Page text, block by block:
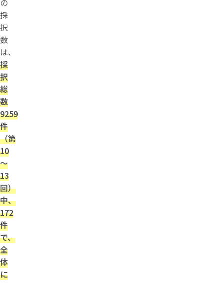
採
択
数
は、
採
択
総
数
9259
件
（第
10
～
13
回）
中、
172
件
で、
全
体
に